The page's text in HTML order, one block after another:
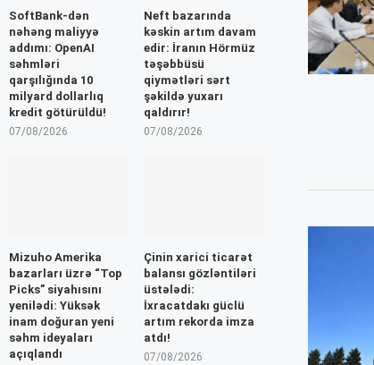
SoftBank-dən
nəhəng maliyyə
addımı: OpenAI
səhmləri
qarşılığında 10
milyard dollarlıq
kredit götürüldü!
07/08/2026
Neft bazarında
kəskin artım davam
edir: İranın Hörmüz
təşəbbüsü
qiymətləri sərt
şəkildə yuxarı
qaldırır!
07/08/2026
Mizuho Amerika
bazarları üzrə “Top
Picks” siyahısını
yenilədi: Yüksək
inam doğuran yeni
səhm ideyaları
açıqlandı
Çinin xarici ticarət
balansı gözləntiləri
üstələdi:
İxracatdakı güclü
artım rekorda imza
atdı!
07/08/2026